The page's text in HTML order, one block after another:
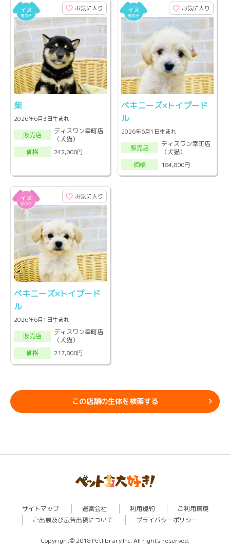
お気に入り
柴
2026年6月3日生まれ
販売店
ディスワン幸町店
（犬猫）
価格
242,000円
お気に入り
ペキニーズ×トイプード
ル
2026年6月1日生まれ
販売店
ディスワン幸町店
（犬猫）
価格
184,800円
お気に入り
ペキニーズ×トイプード
ル
2026年6月1日生まれ
販売店
ディスワン幸町店
（犬猫）
価格
217,800円
この店舗の生体を検索する
サイトマップ 運営会社 利用規約
ご利用環境
ご出展及び広告出稿について
プライバシーポリシー
Copyright© 2018 Petlibrary,Inc. All rights reserved.